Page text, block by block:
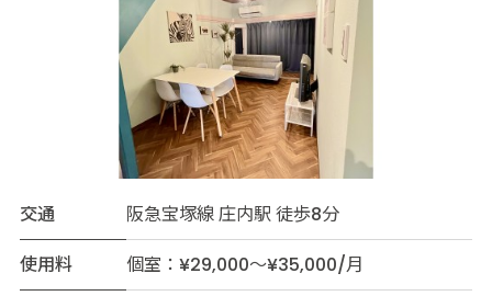
交通
阪急宝塚線 庄内駅 徒歩8分
使用料
個室：¥29,000～¥35,000/月